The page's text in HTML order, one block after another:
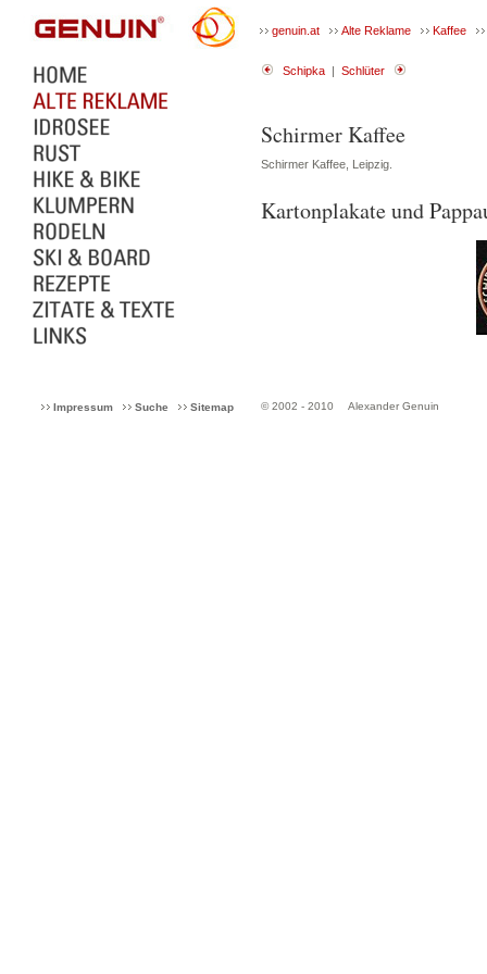
genuin.at Alte Reklame Kaffee
Schipka | Schlüter
Schirmer Kaffee
Schirmer Kaffee, Leipzig.
Kartonplakate und
Impressum Suche Sitemap © 2002 - 2010 Alexander Genuin